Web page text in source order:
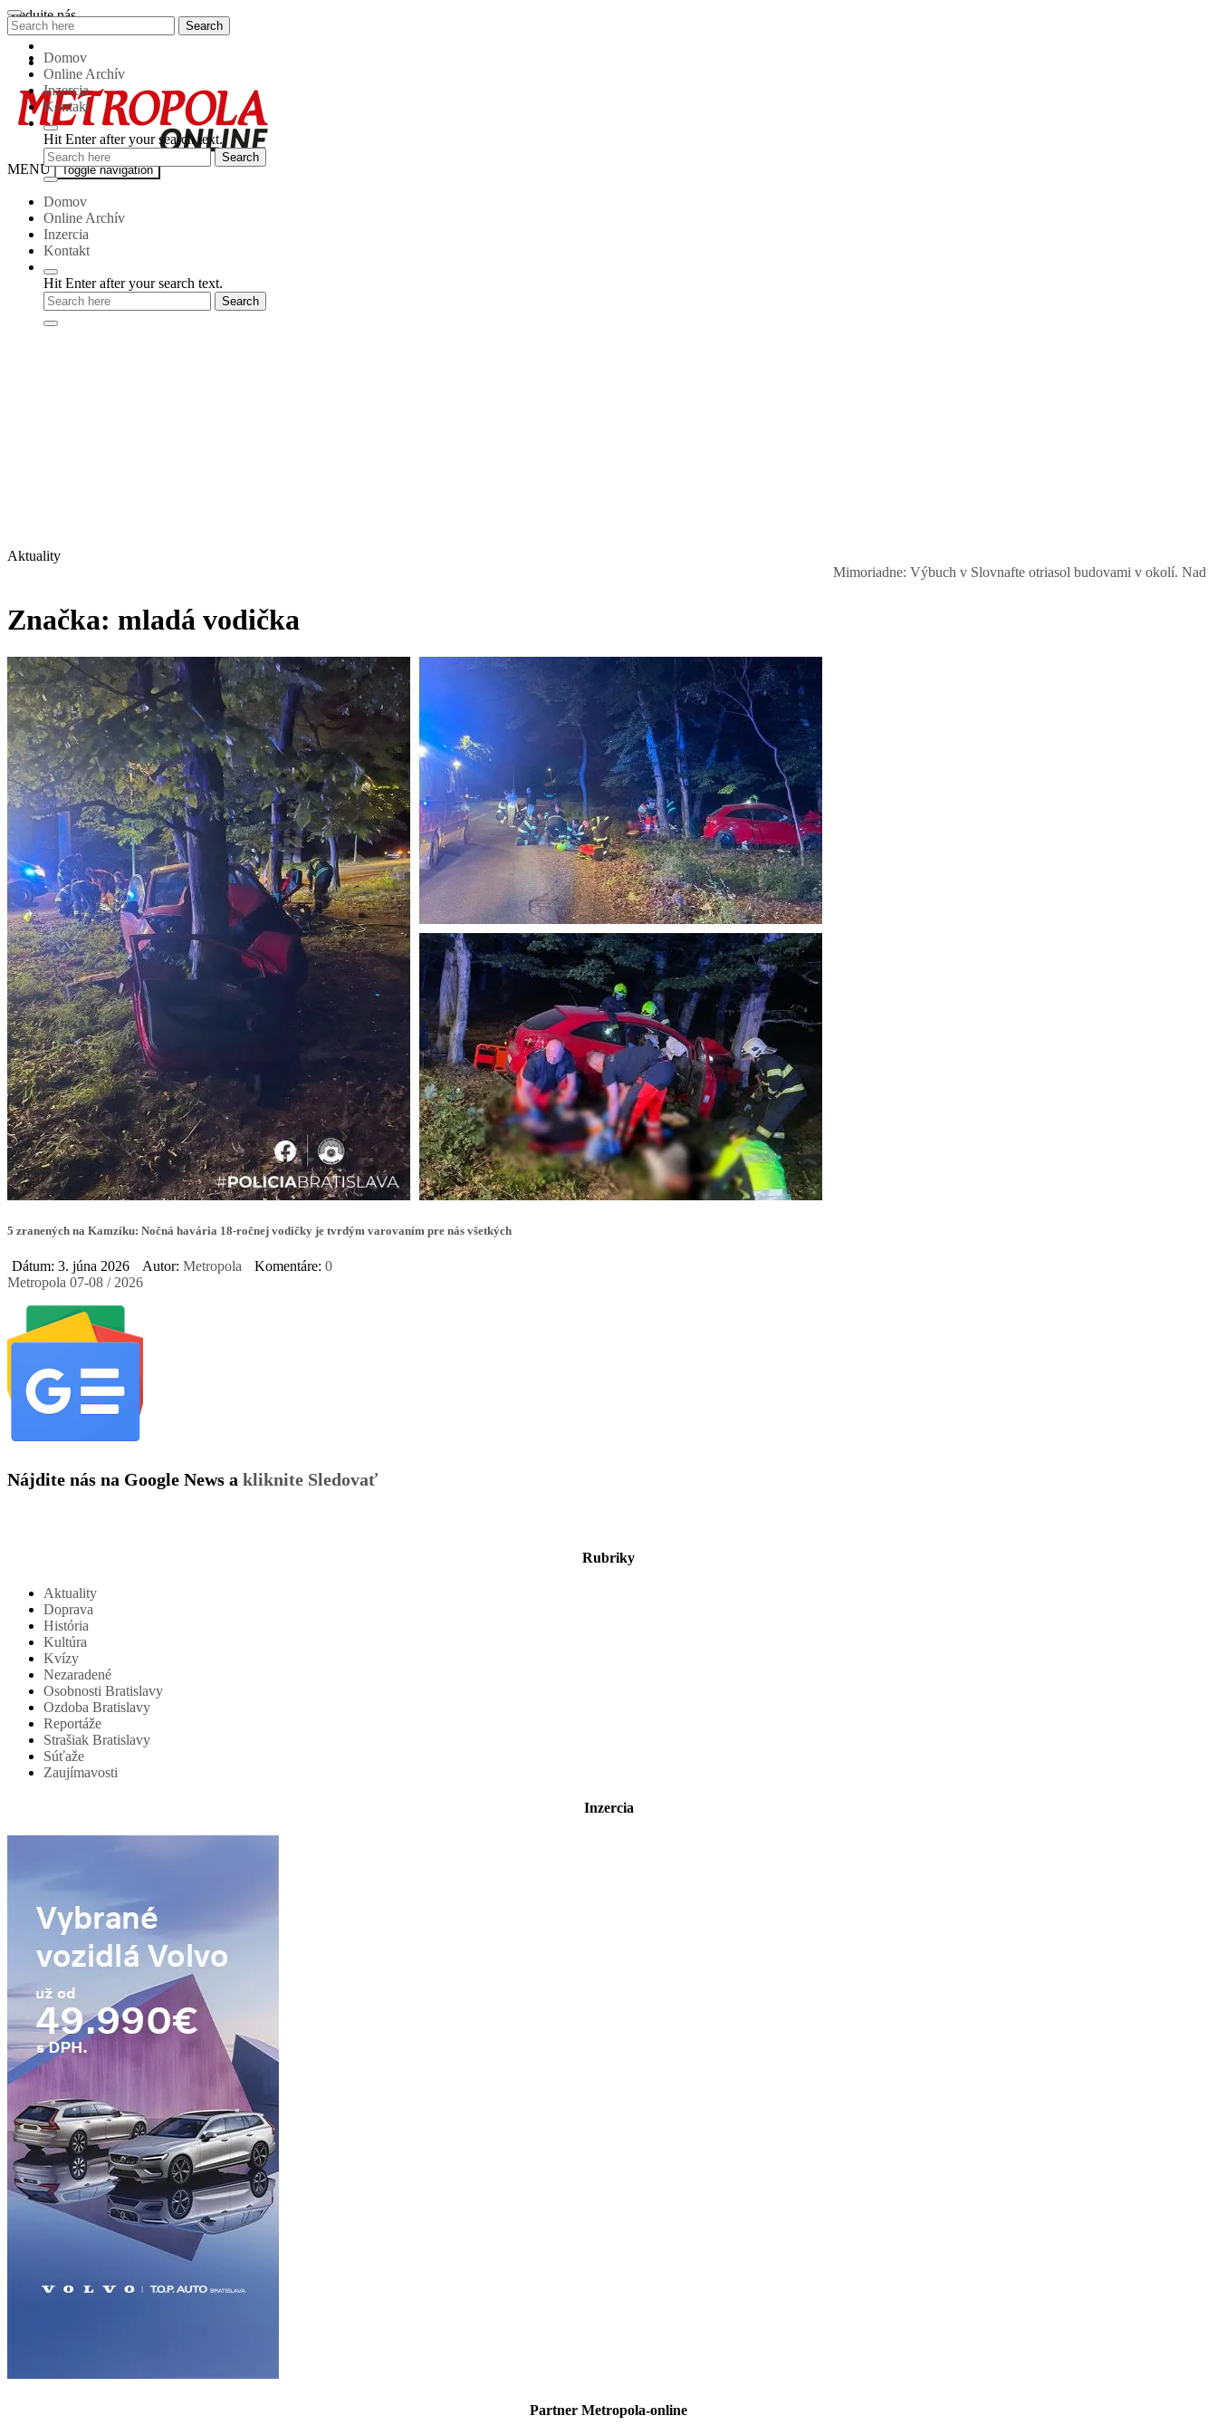
Skip
to
content
Sledujte nás
Metropola-
MENU Toggle navigation
Domov
Online Archív
Inzercia
Kontakt
Hit Enter after your search text.
Search
for:
Search
Domov
Online Archív
Inzercia
Kontakt
Hit Enter after your search text.
Aktuality
Mimoriadne: Výbuch v Slovnafte otriasol budovami v okolí. Nad
Značka: mladá vodička
5 zranených na Kamzíku: Nočná havária 18-ročnej vodičky je tvrdým varovaním pre nás všetkých
Dátum: 3. júna 2026 Autor: Metropola Komentáre: 0
Metropola 07-08 / 2026
Nájdite nás na Google News a kliknite Sledovať
Rubriky
Aktuality
Doprava
História
Kultúra
Kvízy
Nezaradené
Osobnosti Bratislavy
Ozdoba Bratislavy
Reportáže
Strašiak Bratislavy
Súťaže
Zaujímavosti
Inzercia
Partner Metropola-online